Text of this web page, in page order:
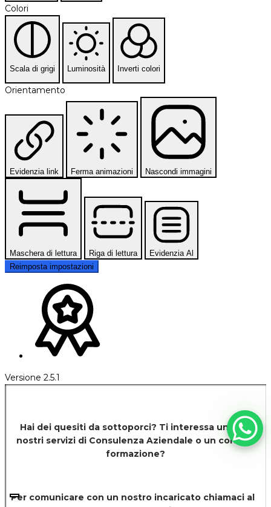
Colori
Scala di grigi Luminosità Inverti colori
Orientamento
Evidenzia link Ferma animazioni Nascondi immagini
Maschera di lettura Riga di lettura
Evidenzia Al
Reimposta impostazioni
Versione 2.5.1
Hai dei quesiti da sottoporci? Ti interessa uno dei
nostri servizi di Consulenza Aziendale o un corso di
formazione?
Per comunicare con un nostro incaricato chiamaci al